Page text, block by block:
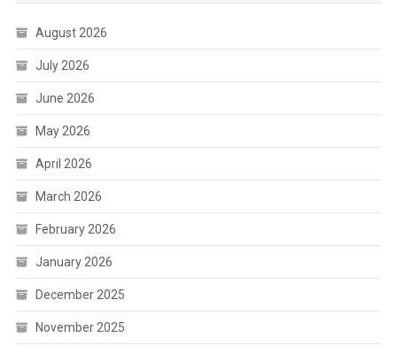
August 2026
July 2026
June 2026
May 2026
April 2026
March 2026
February 2026
January 2026
December 2025
November 2025